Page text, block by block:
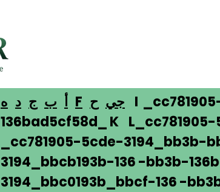
أ ب ج د ه F جي ح
I
136bad5cf58d_ K
_cc781905-5cde-3194_bb3b-
3194_bbcb193b-136 -bb3b-
3194_bbc0193b_bbcf-136 -